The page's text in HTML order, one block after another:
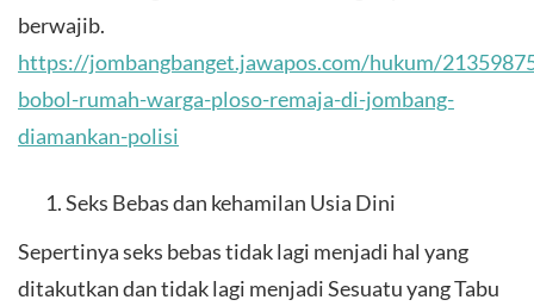
berwajib.
https://jombangbanget.jawapos.com/hukum/
bobol-rumah-warga-ploso-remaja-di-jombang-
diamankan-polisi
Seks Bebas dan kehamilan Usia Dini
Sepertinya seks bebas tidak lagi menjadi hal yang
ditakutkan dan tidak lagi menjadi Sesuatu yang Tabu